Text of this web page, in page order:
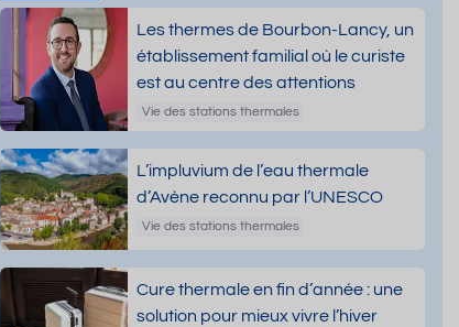
Les thermes de Bourbon-Lancy, un
établissement familial où le curiste
est au centre des attentions
Vie des stations thermales
L’impluvium de l’eau thermale
d’Avène reconnu par l’UNESCO
Vie des stations thermales
Cure thermale en fin d’année : une
solution pour mieux vivre l’hiver